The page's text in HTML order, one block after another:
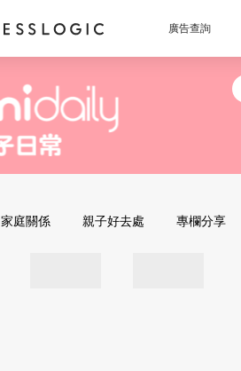
廣告查詢
家庭關係 親子好去處 專欄分享